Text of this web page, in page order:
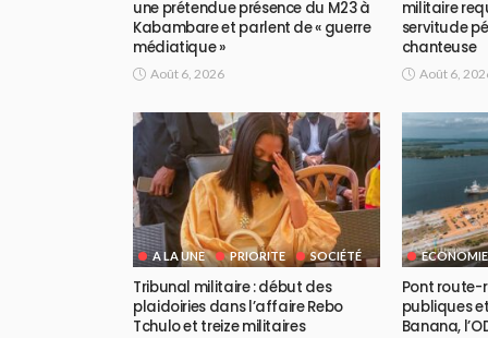
une prétendue présence du M23 à
Kabambare et parlent de « guerre
médiatique »
Août 6, 2026
militaire
servitude
chanteuse
Août 6,
A LA UNE PRIORITE SOCIÉTÉ
Tribunal militaire : début des
plaidoiries dans l’affaire Rebo
Tchulo et treize militaires
ECONOMIE
Pont route-
publiques
Banana,